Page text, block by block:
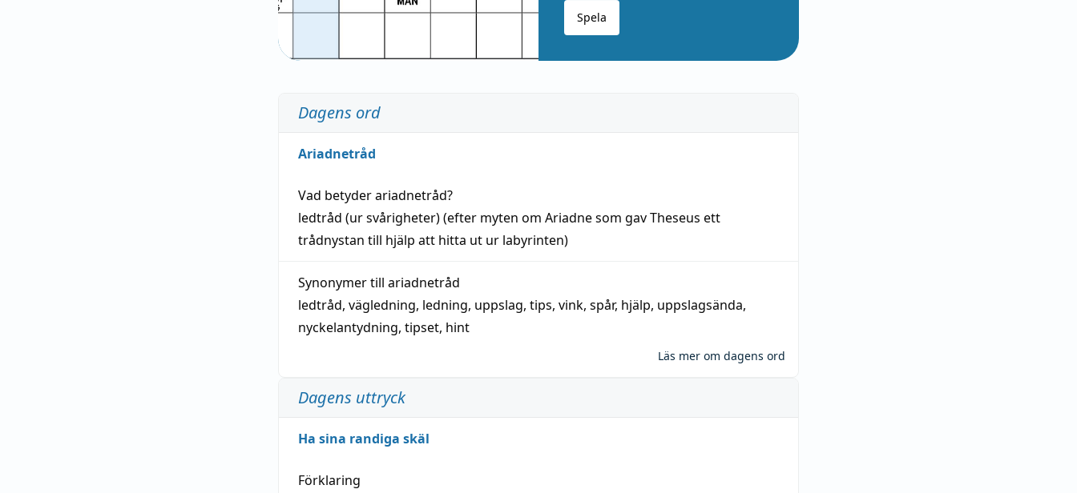
Spela
Dagens ord
Ariadnetråd
Vad betyderariadnetråd?
ledtråd (ur svårigheter) (efter myten om Ariadne som gav Theseus ett
trådnystan till hjälp att hitta ut ur labyrinten)
Synonymer till ariadnetråd
ledtråd, vägledning, ledning, uppslag, tips, vink, spår, hjälp, uppslagsända,
nyckelantydning, tipset, hint
Läs mer om dagens ord
Dagens uttryck
Ha sina randiga skäl
Förklaring